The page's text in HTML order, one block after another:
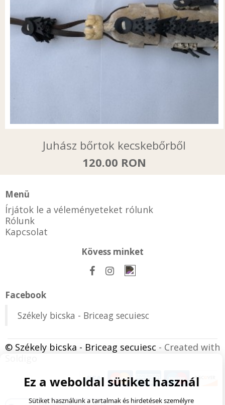
Juhász bőrtok kecskebőrből
120.00 RON
Menü
Írjátok le a véleményeteket rólunk
Rólunk
Kapcsolat
Kövess minket
Facebook
Székely bicska - Briceag secuiesc
© Székely bicska - Briceag secuiesc - Created with
Ez a weboldal sütiket használ
Sütiket használunk a tartalmak és hirdetések személyre